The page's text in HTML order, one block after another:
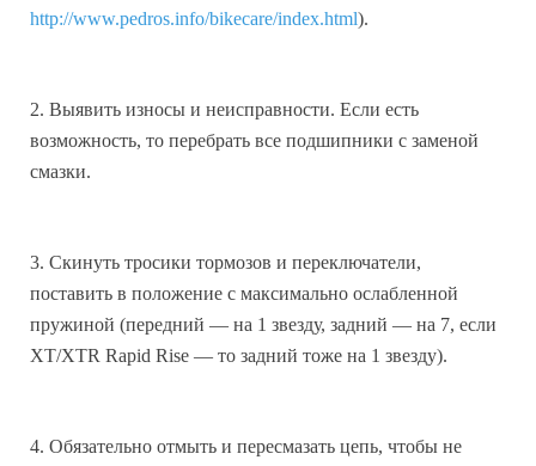
http://www.pedros.info/bikecare/index.html).
2. Выявить износы и неисправности. Если есть
возможность, то перебрать все подшипники с заменой
смазки.
3. Скинуть тpосики тормозов и переключатели,
поставить в положение с максимально ослабленной
пружиной (передний — на 1 звезду, задний — на 7, если
XT/XTR Rapid Rise — то задний тоже на 1 звезду).
4. Обязательно отмыть и пересмазать цепь, чтобы не